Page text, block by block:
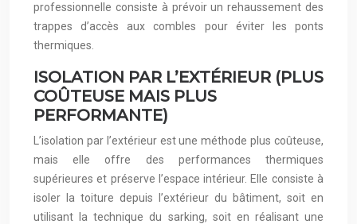
professionnelle consiste à prévoir un rehaussement des
trappes d’accès aux combles pour éviter les ponts
thermiques.
ISOLATION PAR L’EXTÉRIEUR (PLUS
COÛTEUSE MAIS PLUS
PERFORMANTE)
L’isolation par l’extérieur est une méthode plus coûteuse,
mais elle offre des performances thermiques
supérieures et préserve l’espace intérieur. Elle consiste à
isoler la toiture depuis l’extérieur du bâtiment, soit en
utilisant la technique du sarking, soit en réalisant une